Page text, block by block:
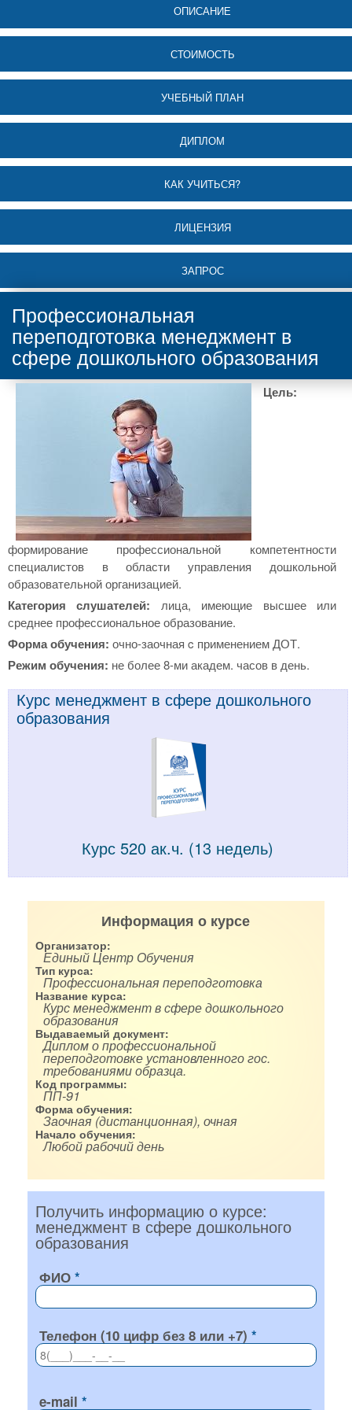
ОПИСАНИЕ
СТОИМОСТЬ
УЧЕБНЫЙ ПЛАН
ДИПЛОМ
КАК УЧИТЬСЯ?
ЛИЦЕНЗИЯ
ЗАПРОС
Профессиональная
переподготовка менеджмент в
сфере дошкольного образования
Цель:
формирование профессиональной компетентности
специалистов в области управления дошкольной
образовательной организацией.
Категория слушателей: лица, имеющие высшее или
среднее профессиональное образование.
Форма обучения: очно-заочная c применением ДОТ.
Режим обучения: не более 8-ми академ. часов в день.
Курс менеджмент в сфере дошкольного
образования
Курс 520 ак.ч. (13 недель)
Информация о курсе
Организатор:
Единый Центр Обучения
Тип курса:
Профессиональная переподготовка
Название курса:
Курс менеджмент в сфере дошкольного
образования
Выдаваемый документ:
Диплом о профессиональной
переподготовке установленного гос.
требованиями образца.
Код программы:
ПП-91
Форма обучения:
Заочная (дистанционная), очная
Начало обучения:
Любой рабочий день
Получить информацию о курсе:
менеджмент в сфере дошкольного
образования
ФИО
Телефон (10 цифр без 8 или +7)
e-mail